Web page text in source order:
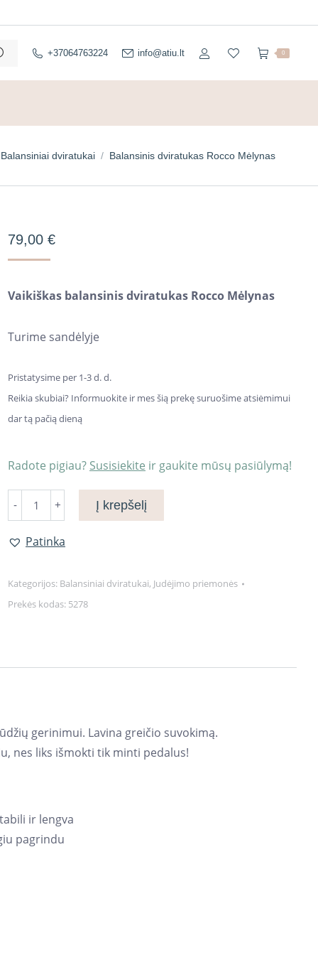
+37064763224 info@atiu.lt 0
Balansiniai dviratukai Balansinis dviratukas Rocco Mėlynas
79,00 €
Vaikiškas balansinis dviratukas Rocco Mėlynas
Turime sandėlyje
Pristatysime per 1-3 d. d.
Reikia skubiai? Informuokite ir mes šią prekę suruošime atsiėmimui
dar tą pačią dieną
Radote pigiau? Susisiekite ir gaukite mūsų pasiūlymą!
Balansinis
dviratukas
Rocco
quantity
Į krepšelį
Patinka
Kategorijos: Balansiniai dviratukai, Judėjimo priemonės
Prekės kodas: 5278
gerinimui. Lavina greičio suvokimą.
nes liks išmokti tik minti pedalus!
ir lengva
pagrindu